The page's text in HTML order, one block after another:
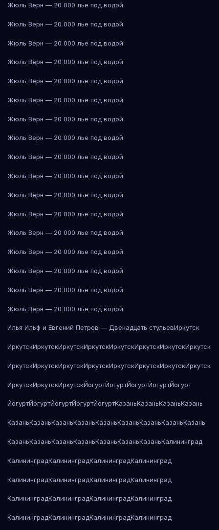
Жюль Верн — 20 000 лье под водой
Жюль Верн — 20 000 лье под водой
Жюль Верн — 20 000 лье под водой
Жюль Верн — 20 000 лье под водой
Жюль Верн — 20 000 лье под водой
Жюль Верн — 20 000 лье под водой
Жюль Верн — 20 000 лье под водой
Жюль Верн — 20 000 лье под водой
Жюль Верн — 20 000 лье под водой
Жюль Верн — 20 000 лье под водой
Жюль Верн — 20 000 лье под водой
Жюль Верн — 20 000 лье под водой
Жюль Верн — 20 000 лье под водой
Жюль Верн — 20 000 лье под водой
Жюль Верн — 20 000 лье под водой
Жюль Верн — 20 000 лье под водой
Жюль Верн — 20 000 лье под водой
Илья Ильф и Евгений Петров — Двенадцать стульевИркутск
ИркутскИркутскИркутскИркутскИркутскИркутскИркутскИркутск
ИркутскИркутскИркутскИркутскИркутскИркутскИркутскИркутск
ИркутскИркутскИркутскЙогуртЙогуртЙогуртЙогуртЙогурт
ЙогуртЙогуртЙогуртЙогуртЙогуртКазаньКазаньКазаньКазань
КазаньКазаньКазаньКазаньКазаньКазаньКазаньКазаньКазань
КазаньКазаньКазаньКазаньКазаньКазаньКазаньКалининград
КалининградКалининградКалининградКалининград
КалининградКалининградКалининградКалининград
КалининградКалининградКалининградКалининград
КалининградКалининградКалининградКалининград